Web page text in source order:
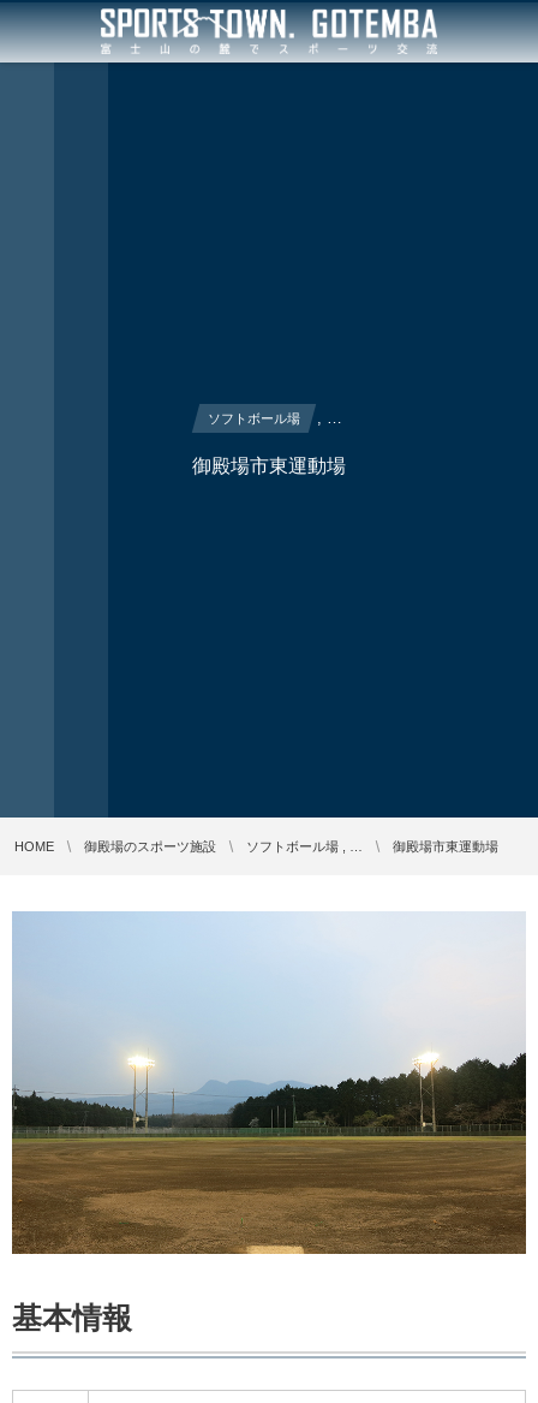
ソフトボール場 , …
御殿場市東運動場
HOME 御殿場のスポーツ施設 ソフトボール場 , … 御殿場市東運動場
基本情報